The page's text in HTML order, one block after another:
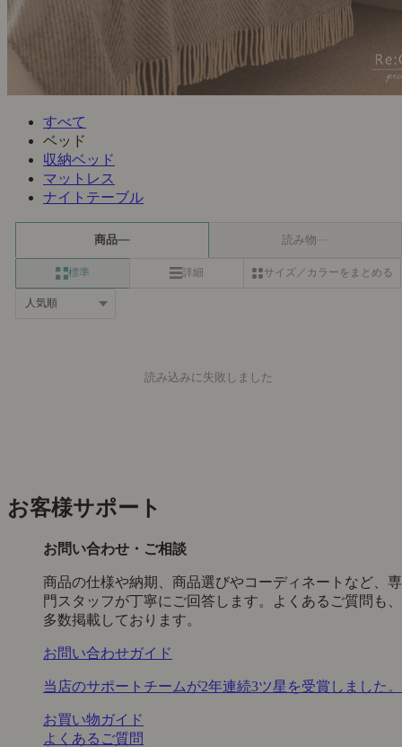
すべて
ベッド
収納ベッド
マットレス
ナイトテーブル
商品 読み物
標準 詳細 サイズ／カラーをまとめる
読み込みに失敗しました
お客様サポート
お問い合わせ・ご相談
商品の仕様や納期、商品選びやコーディネートなど、専
門スタッフが丁寧にご回答します。よくあるご質問も、
多数掲載しております。
お問い合わせガイド
当店のサポートチームが2年連続3ツ星を受賞しました。
お買い物ガイド
よくあるご質問